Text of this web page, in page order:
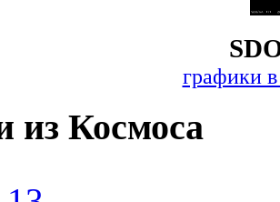
графики
из Космоса